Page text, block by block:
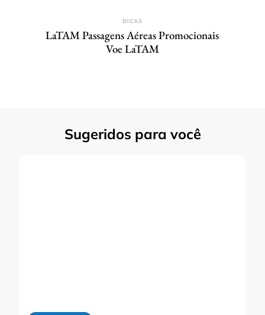
DICAS
LaTAM Passagens Aéreas Promocionais
Voe LaTAM
Sugeridos para você